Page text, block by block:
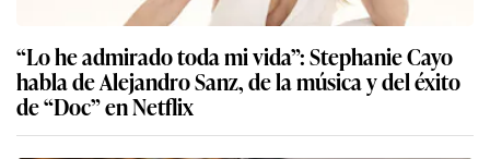
“Lo he admirado toda mi vida”: Stephanie Cayo
habla de Alejandro Sanz, de la música y del éxito
de “Doc” en Netflix